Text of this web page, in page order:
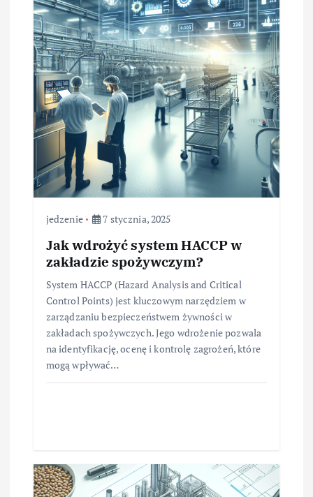
jedzenie 7 stycznia, 2025
Jak wdrożyć system HACCP w
zakładzie spożywczym?
System HACCP (Hazard Analysis and Critical
Control Points) jest kluczowym narzędziem w
zarządzaniu bezpieczeństwem żywności w
zakładach spożywczych. Jego wdrożenie pozwala
na identyfikację, ocenę i kontrolę zagrożeń, które
mogą wpływać…